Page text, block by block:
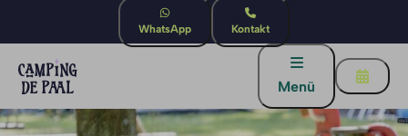
WhatsApp Kontakt
Menü